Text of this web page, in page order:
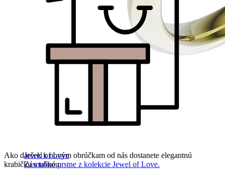
Jewel of Love
Zásnubné prstne z kolekcie Jewel of Love.
Ako darček k novým obrúčkam od nás dostanete elegantnú
krabičku s taškou.